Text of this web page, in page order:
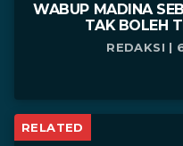
WABUP MADINA
TAK BOLEH
REDAKSI |
RELATED